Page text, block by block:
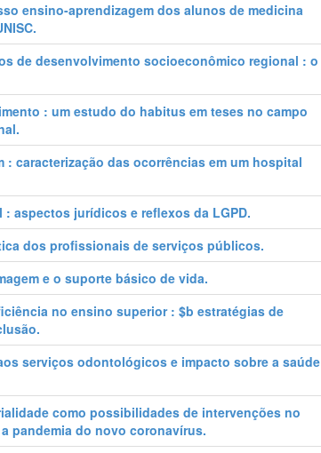
ensino-aprendizagem dos alunos de medicina
de desenvolvimento socioeconômico regional : o
: um estudo do habitus em teses no campo
: caracterização das ocorrências em um hospital
aspectos jurídicos e reflexos da LGPD.
dos profissionais de serviços públicos.
e o suporte básico de vida.
no ensino superior : $b estratégias de
serviços odontológicos e impacto sobre a saúde
como possibilidades de intervenções no
a pandemia do novo coronavírus.